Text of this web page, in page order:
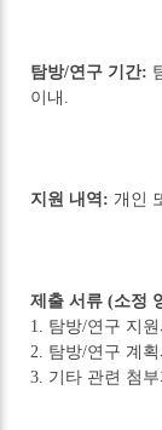
탐방/연구 기간:
이내.
지원 내역: 개인
제출 서류 (소정
1. 탐방/연구 지
2. 탐방/연구 계
3. 기타 관련 첨